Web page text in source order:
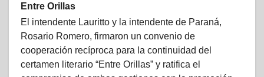
Entre Orillas
El intendente Lauritto y la intendente de Paraná,
Rosario Romero, firmaron un convenio de
cooperación recíproca para la continuidad del
certamen literario “Entre Orillas” y ratifica el